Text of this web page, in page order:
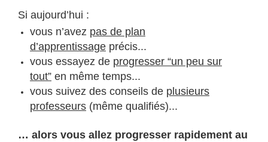
Si aujourd’hui :
vous n’avez pas de plan
d’apprentissage précis...
vous essayez de progresser “un peu sur
tout” en même temps...
vous suivez des conseils de plusieurs
professeurs (même qualifiés)...
… alors vous allez progresser rapidement au